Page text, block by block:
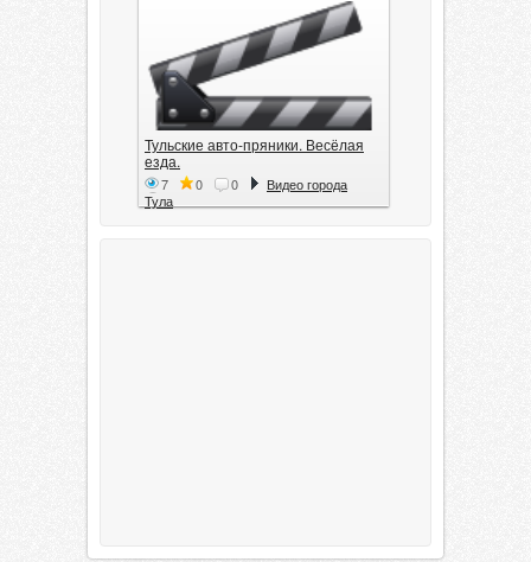
Тульские авто-пряники. Весёлая
езда.
7 0 0
Видео города
Тула